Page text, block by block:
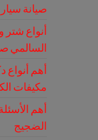
صيانة
أنواع شتر
السالمي
أهم أنواع
مكيفات
أهم
الضجيج